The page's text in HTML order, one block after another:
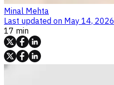
Minal Mehta
Last updated on May 14, 2026
17 min